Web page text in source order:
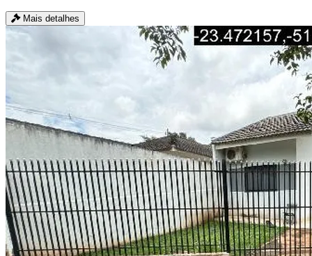
Mais detalhes